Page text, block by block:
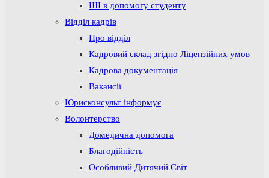
ШІ в допомогу студенту
Відділ кадрів
Про відділ
Кадровий склад згідно Ліцензійних умов
Кадрова документація
Вакансії
Юрисконсульт інформує
Волонтерство
Домедична допомога
Благодійність
Особливий Дитячий Світ